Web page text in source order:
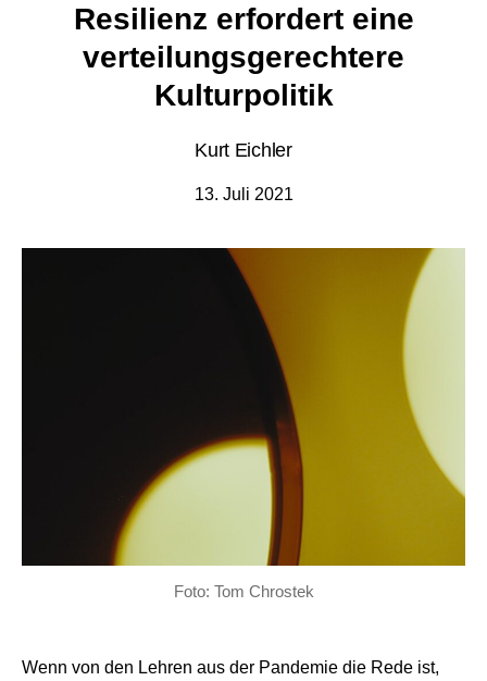
Resilienz erfordert eine
verteilungsgerechtere
Kulturpolitik
Kurt Eichler
13. Juli 2021
Foto: Tom Chrostek
Wenn von den Lehren aus der Pandemie die Rede ist,